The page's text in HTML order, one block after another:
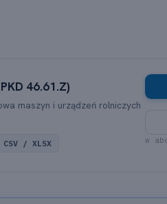
46.61.Z)
maszyn i urządzeń rolniczych
CSV / XLSX
w